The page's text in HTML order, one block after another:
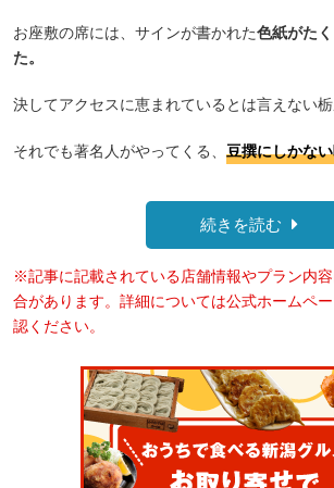
お座敷の席には、サインが書かれた色紙がた
た。
決してアクセスに恵まれているとは言えない栃
それでも著名人がやってくる、 豆撰にしかな
続きを読む
※記事に記載されている店舗情報やプラン内
合があります。詳細については公式ホームペ
認ください。